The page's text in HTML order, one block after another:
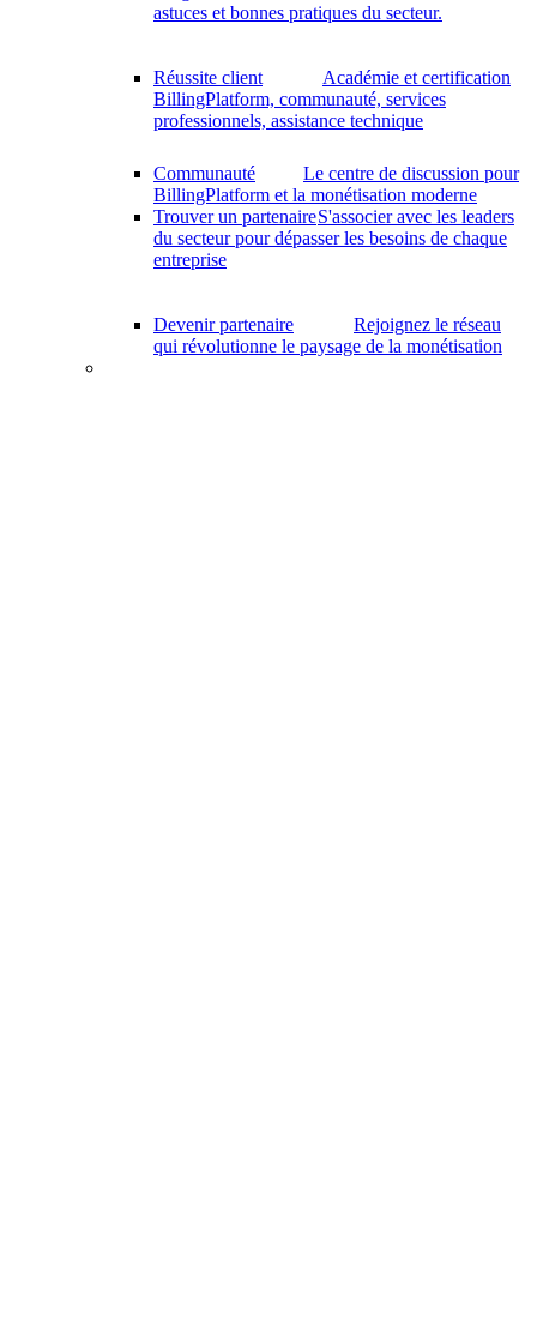
astuces et bonnes pratiques du secteur.
Réussite client
Académie et certification
BillingPlatform, communauté, services
professionnels, assistance technique
Communauté
Le centre de discussion pour
BillingPlatform et la monétisation moderne
Trouver un partenaireS'associer avec les leaders
du secteur pour dépasser les besoins de chaque
entreprise
Devenir partenaire
Rejoignez le réseau
qui révolutionne le paysage de la monétisation